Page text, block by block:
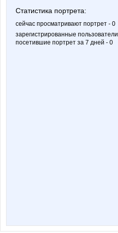
Статистика портрета:
сейчас просматривают портрет - 0
зарегистрированные пользователи
посетившие портрет за 7 дней - 0